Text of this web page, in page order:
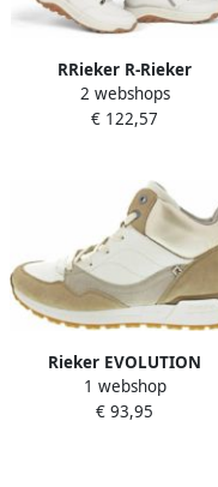
RRieker R-Rieker
Winterlaarzen Hightop
sneakers veterschoenen
2 webshops
€ 122,57
Rieker EVOLUTION
Sneakers freizeitschoen
high top sneaker
1 webshop
€ 93,95